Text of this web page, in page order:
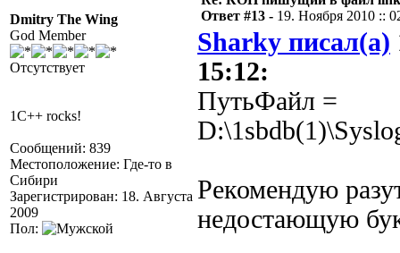
Dmitry The Wing
God Member
Отсутствует
1C++ rocks!
Сообщений: 839
Местоположение: Где-то в
Сибири
Зарегистрирован: 18. Августа
2009
Пол:
Ответ #13 - 19. Ноября 2010 ::
Sharky писал(а)
15:12:
ПутьФайл =
Рекомендую
недостающую